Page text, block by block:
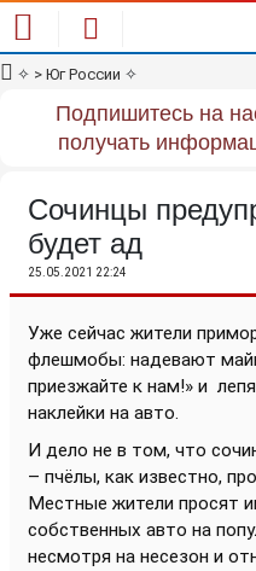
✧ > Юг России ✧
Подпишитесь на
получать
Сочинцы
будет ад
25.05.2021 22:24
Уже сейчас жители
флешмобы: надевают
приезжайте к нам!» и
наклейки на авто.
И дело не в том, что
– пчёлы, как известно,
Местные жители просят
собственных авто на
несмотря на несезон и